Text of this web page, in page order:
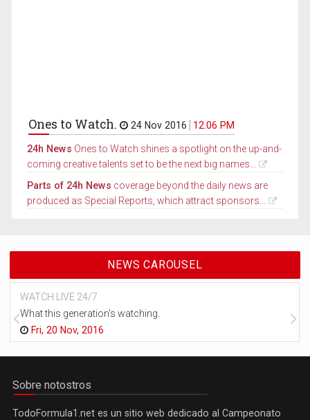
Ones to Watch. 24 Nov 2016 12.06 PM
24h News Ones to Watch shines a spotlight on the up-and-
coming creative talents set to be the next big names...
Parts of 24h News coverage beyond the daily news are
produced as Special Reports, which attract sponsors...
NEWS CAROUSEL
WATCH LIVE 24/7
What this generation's watching.
Fri, 20 Nov, 2016
Sobre notostros
TodoFormula1.net es un sitio web dedicado al Campeonato